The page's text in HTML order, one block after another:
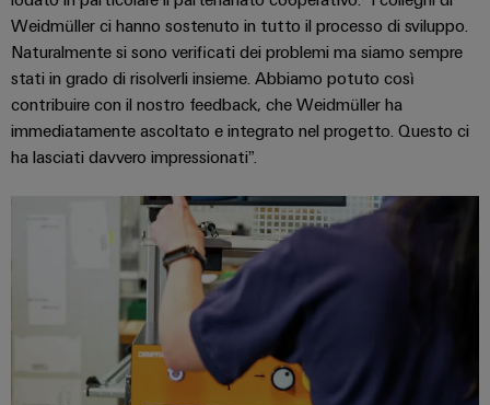
soluzioni
in
rete
per
l'industria
di
processo
assemblaggio
Guide
per
morsettiere
preassemblate
Custodie
modificate
dotate
Cavi
assemblati
personalizzati
Weidmüller ci hanno sostenuto in tutto il processo di sviluppo.
Naturalmente si sono verificati dei problemi ma siamo sempre
stati in grado di risolverli insieme. Abbiamo potuto così
contribuire con il nostro feedback, che Weidmüller ha
immediatamente ascoltato e integrato nel progetto. Questo ci
ha lasciati davvero impressionati”.